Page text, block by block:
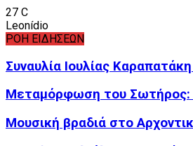
27 C
Leonídio
ΡΟΗ ΕΙΔΗΣΕΩΝ
Συναυλία Ιουλίας
Μεταμόρφωση του Σωτήρος:
Μουσική βραδιά στο